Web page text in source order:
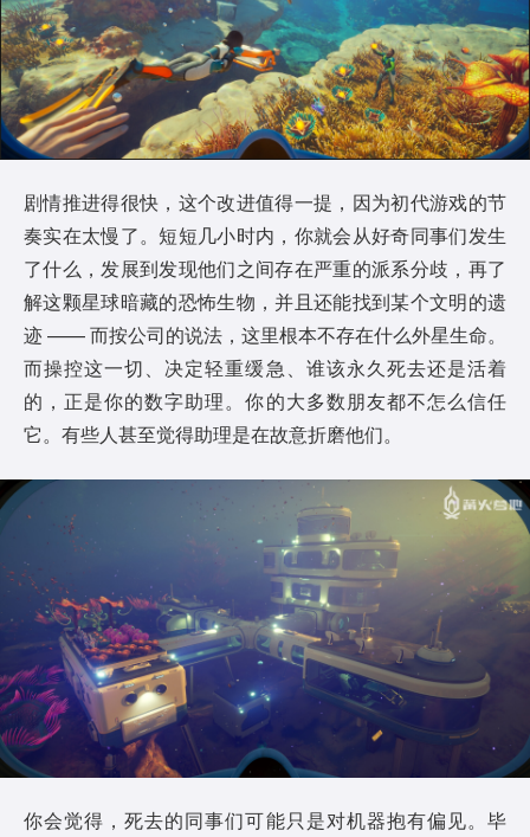
剧情推进得很快，这个改进值得一提，因为初代游戏的节
奏实在太慢了。短短几小时内，你就会从好奇同事们发生
了什么，发展到发现他们之间存在严重的派系分歧，再了
解这颗星球暗藏的恐怖生物，并且还能找到某个文明的遗
迹 —— 而按公司的说法，这里根本不存在什么外星生命。
而操控这一切、决定轻重缓急、谁该永久死去还是活着
的，正是你的数字助理。你的大多数朋友都不怎么信任
它。有些人甚至觉得助理是在故意折磨他们。
你会觉得，死去的同事们可能只是对机器抱有偏见。毕